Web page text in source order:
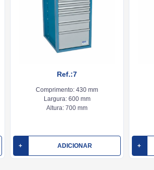
Ref.:7
Comprimento: 430 mm
Largura: 600 mm
Altura: 700 mm
+ ADICIONAR +